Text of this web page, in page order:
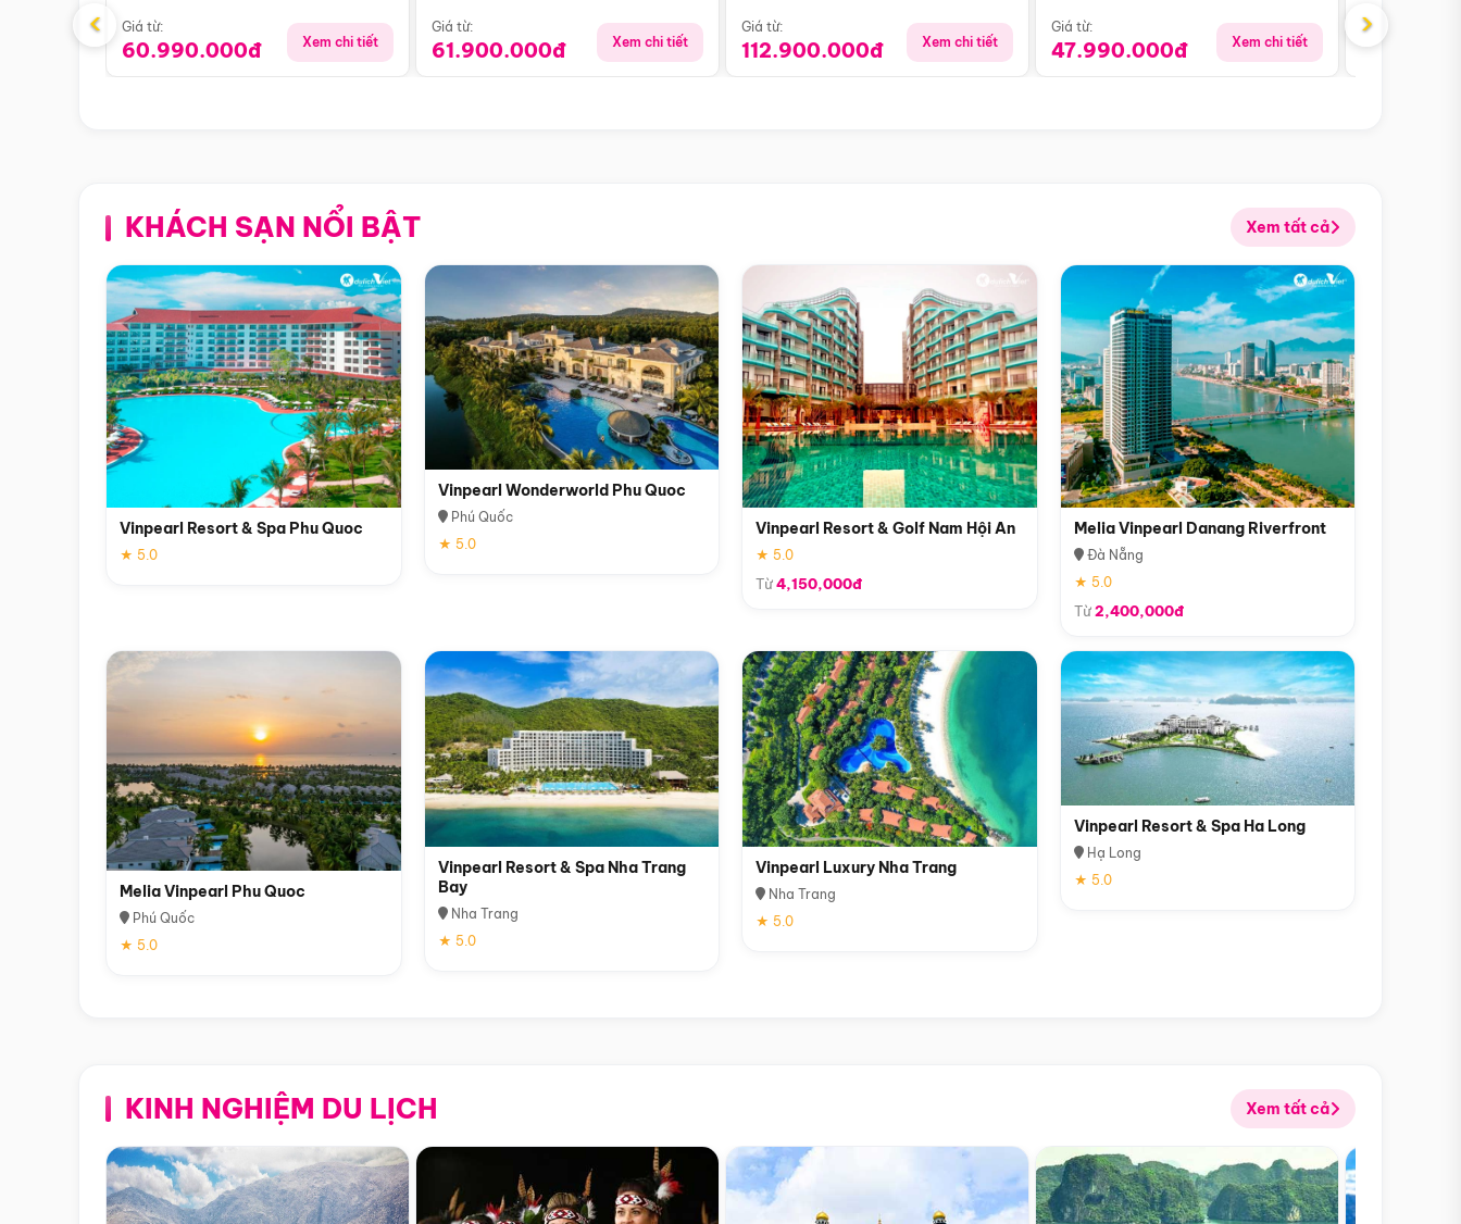
Giá từ:
60.990.000đ Xem chi tiết
Giá từ:
61.900.000đ Xem chi tiết
Giá từ:
112.900.000đ Xem chi tiết
Giá từ:
47.990.000đ Xem chi tiết
Giá từ:
‹ ›
KHÁCH SẠN NỔI BẬT Xem tất cả
Vinpearl Resort & Spa Phu Quoc
★ 5.0
Vinpearl Wonderworld Phu Quoc
Phú Quốc
★ 5.0
Vinpearl Resort & Golf Nam Hội An
★ 5.0
Từ4,150,000đ
Melia Vinpearl Danang Riverfront
Đà Nẵng
★ 5.0
Từ2,400,000đ
Melia Vinpearl Phu Quoc
Phú Quốc
★ 5.0
Vinpearl Resort & Spa Nha Trang
Bay
Nha Trang
★ 5.0
Vinpearl Luxury Nha Trang
Nha Trang
★ 5.0
Vinpearl Resort & Spa Ha Long
Hạ Long
★ 5.0
KINH NGHIỆM DU LỊCH Xem tất cả